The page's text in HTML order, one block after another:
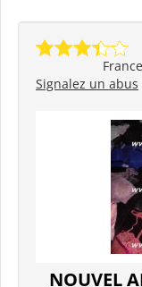
France
Signalez un abus
NOUVEL